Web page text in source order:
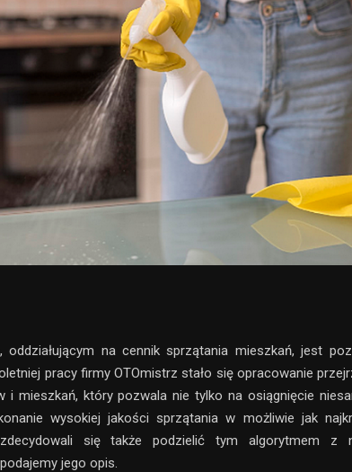
oddziałującym na cennik sprzątania mieszkań, jest
pracy firmy OTOmistrz stało się opracowanie
i mieszkań, który pozwala nie tylko na osiągnięcie
wysokiej jakości sprzątania w możliwie jak
się także podzielić tym algorytmem z
jego opis.